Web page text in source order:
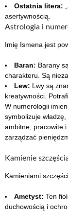
Ostatnia litera:
asertywnością.
Astrologia i
Imię Ismena jest
Baran: Barany
charakteru. Są
Lew: Lwy są
kreatywności.
W numerologii
symbolizuje
ambitne, pracowite
zarządzać
Kamienie
Kamieniami
Ametyst: Ten
duchowością i